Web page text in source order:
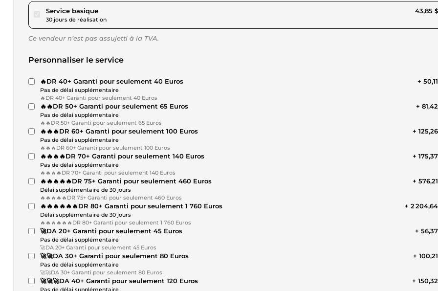
Service basiquepour 40,41 $US
30 jours de réalisation
43,85
Ce vendeur n’est pas assujetti à la TVA.
Personnaliser le service
🔥DR 40+ Garanti pour seulement 40 Euros
Pas de délai supplémentaire
🔥DR 40+ Garanti pour seulement 40 Euros
+
🔥🔥DR 50+ Garanti pour seulement 65 Euros
Pas de délai supplémentaire
🔥🔥DR 50+ Garanti pour seulement 65 Euros
+
🔥🔥🔥DR 60+ Garanti pour seulement 100 Euros
Pas de délai supplémentaire
🔥🔥🔥DR 60+ Garanti pour seulement 100 Euros
+
🔥🔥🔥🔥DR 70+ Garanti pour seulement 140 Euros
Pas de délai supplémentaire
🔥🔥🔥🔥DR 70+ Garanti pour seulement 140 Euros
+
🔥🔥🔥🔥🔥DR 75+ Garanti pour seulement 460 Euros
Délai supplémentaire de 30 jours
🔥🔥🔥🔥🔥DR 75+ Garanti pour seulement 460 Euros
+
🔥🔥🔥🔥🔥🔥DR 80+ Garanti pour seulement 1 760 Euros
Délai supplémentaire de 30 jours
🔥🔥🔥🔥🔥🔥DR 80+ Garanti pour seulement 1 760 Euros
+ 2
🚀DA 20+ Garanti pour seulement 45 Euros
Pas de délai supplémentaire
🚀DA 20+ Garanti pour seulement 45 Euros
+
🚀🚀DA 30+ Garanti pour seulement 80 Euros
Pas de délai supplémentaire
🚀🚀DA 30+ Garanti pour seulement 80 Euros
+
🚀🚀🚀DA 40+ Garanti pour seulement 120 Euros
Pas de délai supplémentaire
+